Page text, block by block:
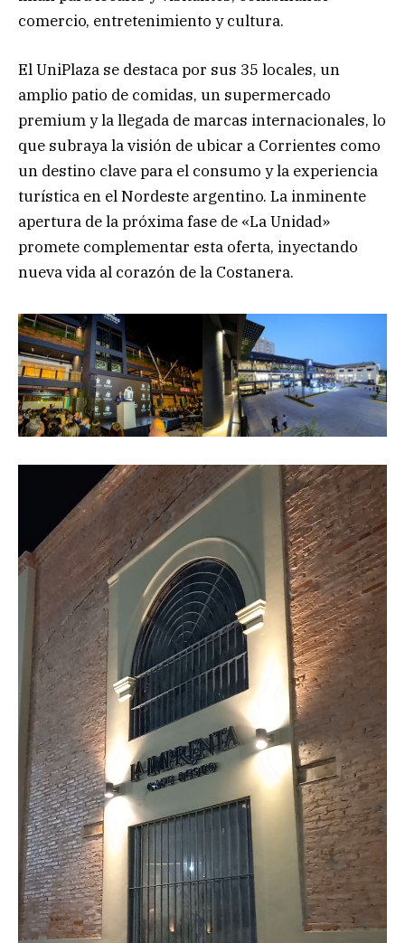
comercio, entretenimiento y cultura.
El UniPlaza se destaca por sus 35 locales, un
amplio patio de comidas, un supermercado
premium y la llegada de marcas internacionales, lo
que subraya la visión de ubicar a Corrientes como
un destino clave para el consumo y la experiencia
turística en el Nordeste argentino. La inminente
apertura de la próxima fase de «La Unidad»
promete complementar esta oferta, inyectando
nueva vida al corazón de la Costanera.